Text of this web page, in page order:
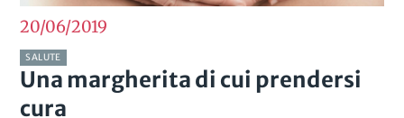
20/062019
SALUTE
Una margherita di cui prendersi
cura